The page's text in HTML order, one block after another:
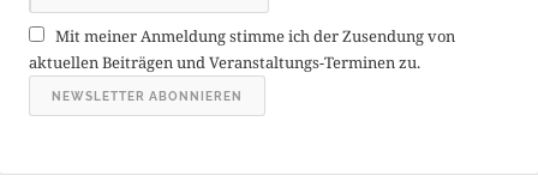
r
c
h
v
Mit meiner Anmeldung stimme ich der Zusendung von
aktuellen Beiträgen und Veranstaltungs-Terminen zu.